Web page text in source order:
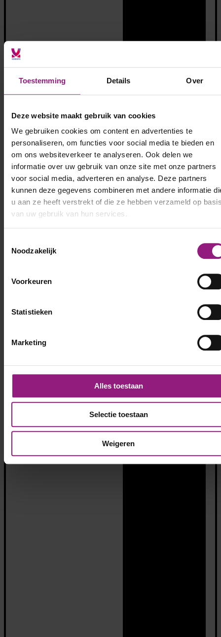
Toestemming Details Over
Deze website maakt gebruik van cookies
We gebruiken cookies om content en advertenties te
personaliseren, om functies voor social media te bieden en
om ons websiteverkeer te analyseren. Ook delen we
informatie over uw gebruik van onze site met onze partners
voor social media, adverteren en analyse. Deze partners
kunnen deze gegevens combineren met andere informatie
u aan ze heeft verstrekt of die ze hebben verzameld op
van uw gebruik van hun services.
Noodzakelijk
Voorkeuren
Statistieken
Marketing
Alles toestaan
Selectie toestaan
Weigeren
Bekijk alle opdrachten